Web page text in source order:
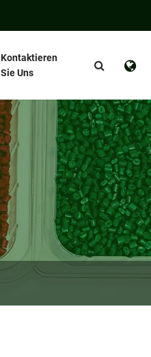
Kontaktieren
Sie Uns